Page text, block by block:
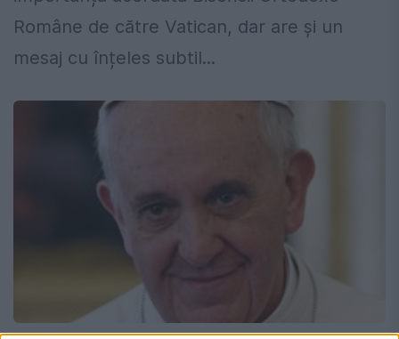
Române de către Vatican, dar are și un
mesaj cu înțeles subtil...